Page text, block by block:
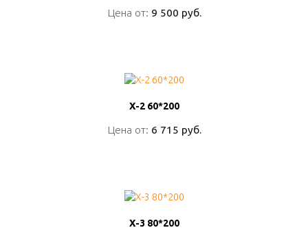
Цена от: 9 500 руб.
Цена от: 9 500 руб.
Х-2 60*200
Цена от: 6 715 руб.
Х-2 60*200
Цена от: 6 715 руб.
Х-3 80*200
Х-3 80*200